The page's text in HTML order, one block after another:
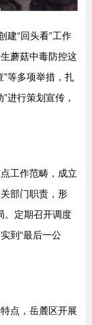
建“回头看”工作
蘑菇中毒防控这
等多项举措，扎
进行策划宣传，
工作范畴，成立
部门职责，形
。定期召开调度
到“最后一公
点，岳麓区开展